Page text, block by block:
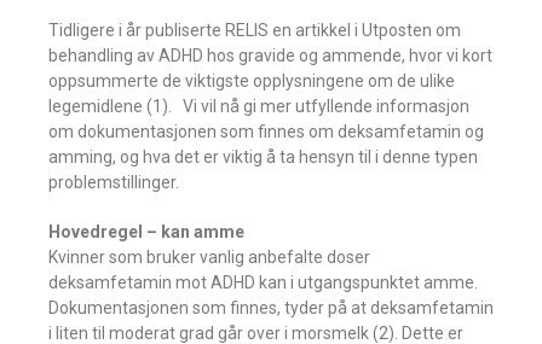
Tidligere i år publiserte RELIS en artikkel i Utposten om
behandling av ADHD hos gravide og ammende, hvor vi kort
oppsummerte de viktigste opplysningene om de ulike
legemidlene (1). Vi vil nå gi mer utfyllende informasjon
om dokumentasjonen som finnes om deksamfetamin og
amming, og hva det er viktig å ta hensyn til i denne typen
problemstillinger.
Hovedregel – kan amme
Kvinner som bruker vanlig anbefalte doser
deksamfetamin mot ADHD kan i utgangspunktet amme.
Dokumentasjonen som finnes, tyder på at deksamfetamin
i liten til moderat grad går over i morsmelk (2). Dette er